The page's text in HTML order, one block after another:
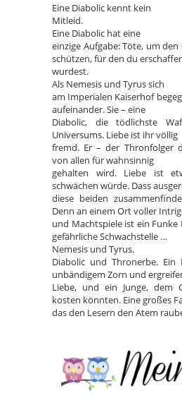
Eine Diabolic kennt kein
Mitleid.
Eine Diabolic hat eine
einzige Aufgabe: Töte, um
schützen, für den du
wurdest.
Als Nemesis und Tyrus sich
am Imperialen Kaiserhof
aufeinander. Sie – eine
Diabolic, die tödlichste
Universums. Liebe ist ihr völlig
fremd. Er – der Thronfolger
von allen für wahnsinnig
gehalten wird. Liebe ist
schwächen würde. Dass
diese beiden
Denn an einem Ort voller
und Machtspiele ist ein Funke
gefährliche Schwachstelle …
Nemesis und Tyrus.
Diabolic und Thronerbe. Ein
unbändigem Zorn und
Liebe, und ein Junge, dem
kosten könnten. Eine großes
das den Lesern den Atem